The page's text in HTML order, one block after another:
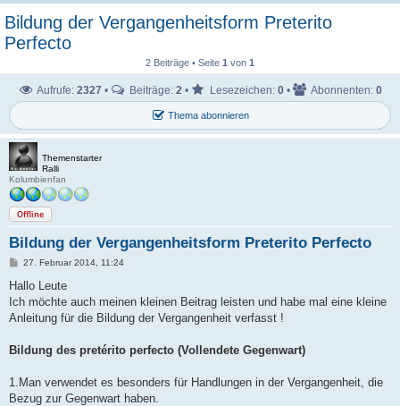
Bildung der Vergangenheitsform Preterito
Perfecto
2 Beiträge • Seite 1 von 1
Thema abonnieren
Aufrufe: 2327 • Beiträge: 2 • Lesezeichen: 0• Abonnenten: 0
Themenstarter
Ralli
Kolumbienfan
Offline
Bildung der Vergangenheitsform Preterito Perfecto
B
i
r
a
27. Februar 2014, 11:24
Hallo Leute
Ich möchte auch meinen kleinen Beitrag leisten und habe mal eine kleine
Anleitung für die Bildung der Vergangenheit verfasst !
Bildung des pretérito perfecto (Vollendete Gegenwart)
1.Man verwendet es besonders für Handlungen in der Vergangenheit, die
Bezug zur Gegenwart haben.